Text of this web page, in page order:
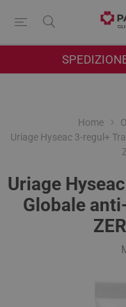
Home
Uriage Hyseac 3-regul+
Uriage
Globale